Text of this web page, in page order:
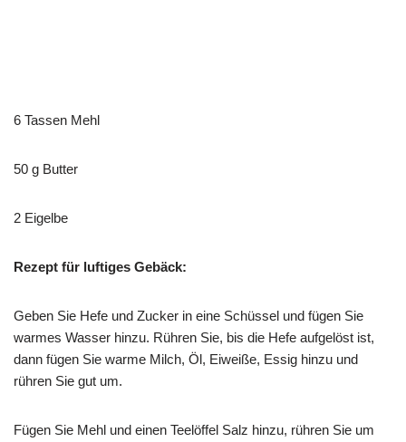
6 Tassen Mehl
50 g Butter
2 Eigelbe
Rezept für luftiges Gebäck:
Geben Sie Hefe und Zucker in eine Schüssel und fügen Sie
warmes Wasser hinzu. Rühren Sie, bis die Hefe aufgelöst ist,
dann fügen Sie warme Milch, Öl, Eiweiße, Essig hinzu und
rühren Sie gut um.
Fügen Sie Mehl und einen Teelöffel Salz hinzu, rühren Sie um